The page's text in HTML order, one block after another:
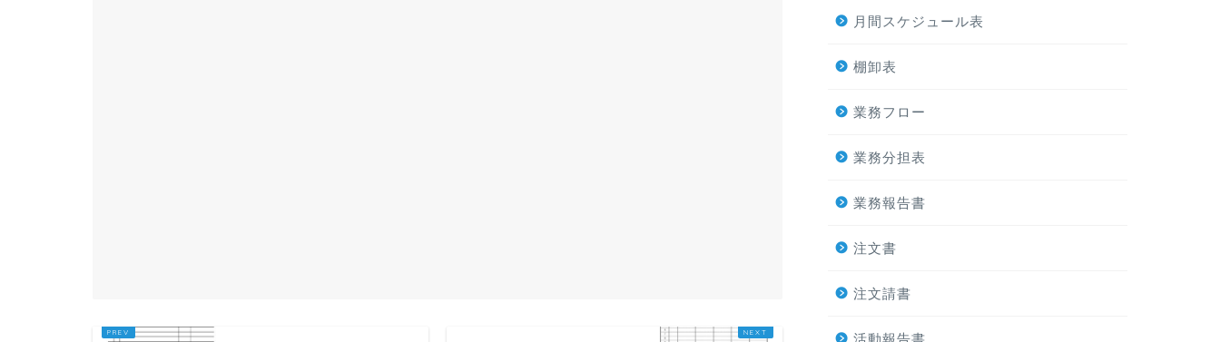
月間スケジュール表
棚卸表
業務フロー
業務分担表
業務報告書
注文書
注文請書
活動報告書